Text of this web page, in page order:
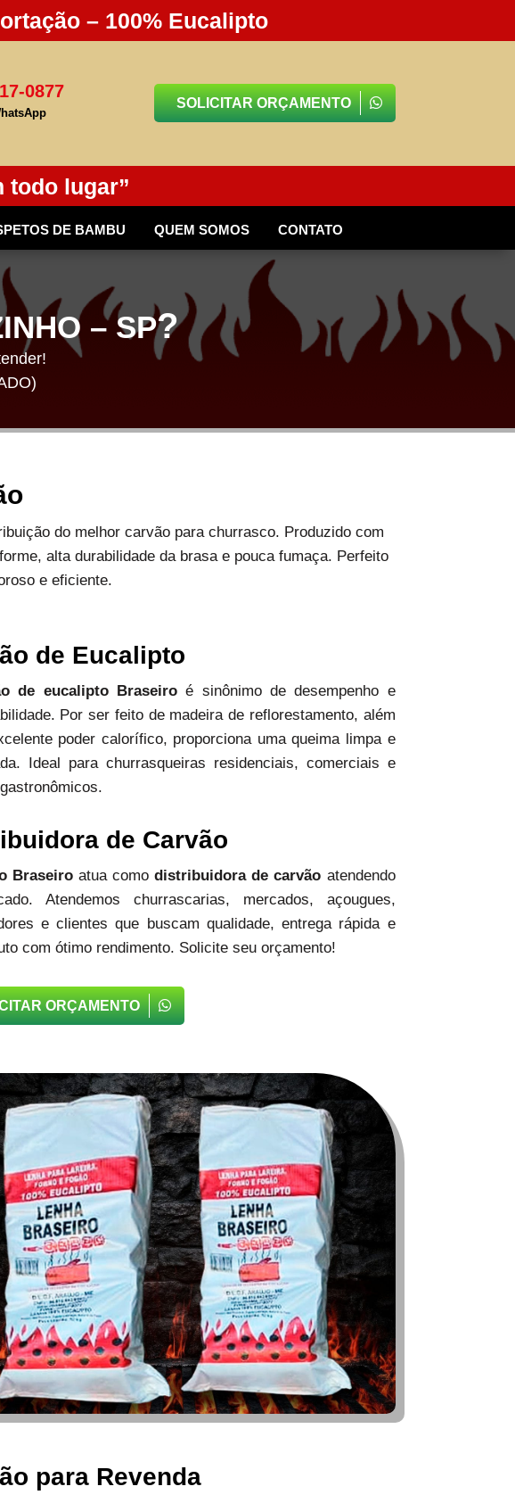
– 100% Eucalipto
0877
SOLICITAR ORÇAMENTO
todo lugar”
DE BAMBU QUEM SOMOS CONTATO
– SP?
do melhor carvão para churrasco. Produzido com
alta durabilidade da brasa e pouca fumaça. Perfeito
e eficiente.
de Eucalipto
de eucalipto Braseiroé sinônimo de desempenho e
Por ser feito de madeira de reflorestamento, além
poder calorífico, proporciona uma queima limpa e
Ideal para churrasqueiras residenciais, comerciais e
de Carvão
Braseiroatua comodistribuidora de carvão atendendo
Atendemos churrascarias, mercados, açougues,
e clientes que buscam qualidade, entrega rápida e
com ótimo rendimento. Solicite seu orçamento!
ORÇAMENTO
para Revenda